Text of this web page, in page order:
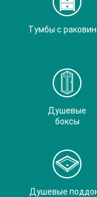
Тумбы с
Душевые
боксы
Душевые